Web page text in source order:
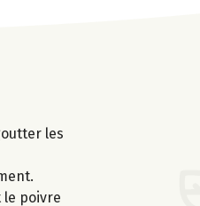
les
le poivre